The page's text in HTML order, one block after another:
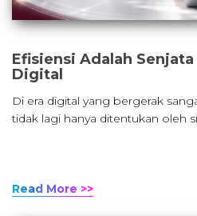
Efisiensi Adalah
Digital
Di era digital yang bergerak
tidak lagi hanya ditentukan oleh
Read More >>